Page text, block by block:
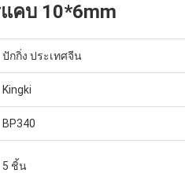
แคบ 10*6mm
ปักกิ่ง ประเทศจีน
Kingki
BP340
5 ชิ้น